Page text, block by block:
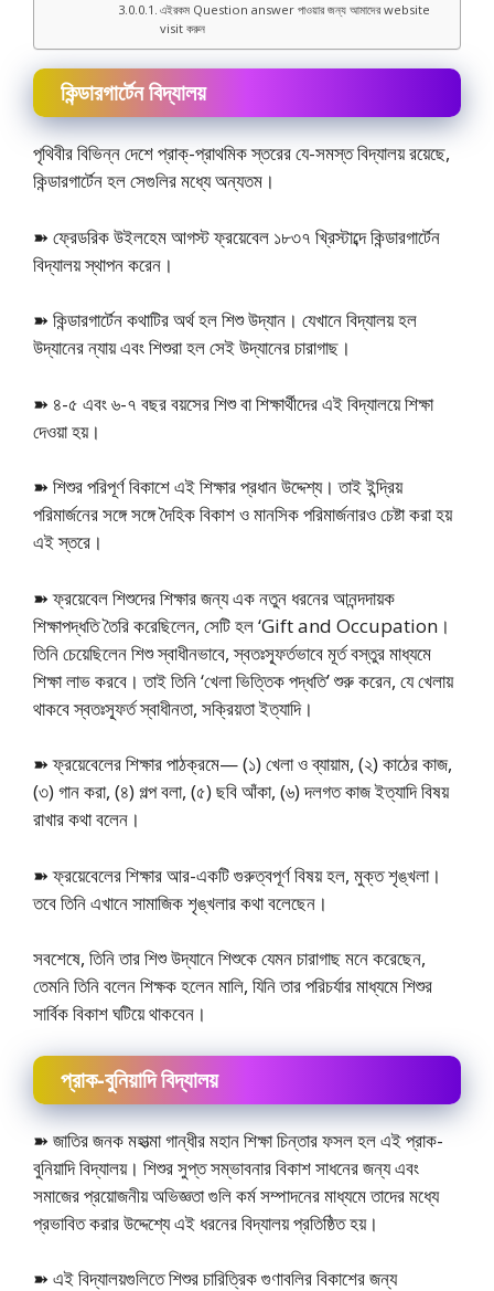
এইরকম Question answer পাওয়ার জন্য আমাদের website
visit করুন
কিন্ডারগার্টেন বিদ্যালয়
পৃথিবীর বিভিন্ন দেশে প্রাক্‌-প্রাথমিক স্তরের যে-সমস্ত বিদ্যালয় রয়েছে,
কিন্ডারগার্টেন হল সেগুলির মধ্যে অন্যতম।
➽ ফ্রেডরিক উইলহেম আগস্ট ফ্রয়েবেল ১৮৩৭ খ্রিস্টাব্দে কিন্ডারগার্টেন
বিদ্যালয় স্থাপন করেন।
➽ কিন্ডারগার্টেন কথাটির অর্থ হল শিশু উদ্যান। যেখানে বিদ্যালয় হল
উদ্যানের ন্যায় এবং শিশুরা হল সেই উদ্যানের চারাগাছ।
➽ ৪-৫ এবং ৬-৭ বছর বয়সের শিশু বা শিক্ষার্থীদের এই বিদ্যালয়ে শিক্ষা
দেওয়া হয়।
➽ শিশুর পরিপূর্ণ বিকাশে এই শিক্ষার প্রধান উদ্দেশ্য। তাই ইন্দ্রিয়
পরিমার্জনের সঙ্গে সঙ্গে দৈহিক বিকাশ ও মানসিক পরিমার্জনারও চেষ্টা করা হয়
এই স্তরে।
➽ ফ্রয়েবেল শিশুদের শিক্ষার জন্য এক নতুন ধরনের আনন্দদায়ক
শিক্ষাপদ্ধতি তৈরি করেছিলেন, সেটি হল ‘Gift and Occupation।
তিনি চেয়েছিলেন শিশু স্বাধীনভাবে, স্বতঃস্ফূর্তভাবে মূর্ত বস্তুর মাধ্যমে
শিক্ষা লাভ করবে। তাই তিনি ‘খেলা ভিত্তিক পদ্ধতি’ শুরু করেন, যে খেলায়
থাকবে স্বতঃস্ফূর্ত স্বাধীনতা, সক্রিয়তা ইত্যাদি।
➽ ফ্রয়েবেলের শিক্ষার পাঠক্রমে— (১) খেলা ও ব্যায়াম, (২) কাঠের কাজ,
(৩) গান করা, (৪) গল্প বলা, (৫) ছবি আঁকা, (৬) দলগত কাজ ইত্যাদি বিষয়
রাখার কথা বলেন।
➽ ফ্রয়েবেলের শিক্ষার আর-একটি গুরুত্বপূর্ণ বিষয় হল, মুক্ত শৃঙ্খলা।
তবে তিনি এখানে সামাজিক শৃঙ্খলার কথা বলেছেন।
সবশেষে, তিনি তার শিশু উদ্যানে শিশুকে যেমন চারাগাছ মনে করেছেন,
তেমনি তিনি বলেন শিক্ষক হলেন মালি, যিনি তার পরিচর্যার মাধ্যমে শিশুর
সার্বিক বিকাশ ঘটিয়ে থাকবেন।
প্রাক-বুনিয়াদি বিদ্যালয়
➽ জাতির জনক মহাত্মা গান্ধীর মহান শিক্ষা চিন্তার ফসল হল এই প্রাক-
বুনিয়াদি বিদ্যালয়। শিশুর সুপ্ত সম্ভাবনার বিকাশ সাধনের জন্য এবং
সমাজের প্রয়োজনীয় অভিজ্ঞতা গুলি কর্ম সম্পাদনের মাধ্যমে তাদের মধ্যে
প্রভাবিত করার উদ্দেশ্যে এই ধরনের বিদ্যালয় প্রতিষ্ঠিত হয়।
➽ এই বিদ্যালয়গুলিতে শিশুর চারিত্রিক গুণাবলির বিকাশের জন্য